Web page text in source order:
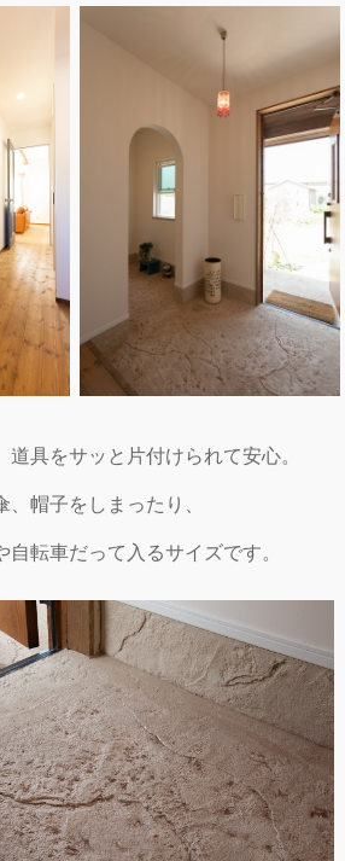
具をサッと片付けられて安心。
帽子をしまったり、
自転車だって入るサイズです。